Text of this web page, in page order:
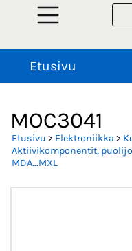
Etusivu
MOC3041
Etusivu > Elektroniikka >
Aktiivikomponentit,
MDA...MXL